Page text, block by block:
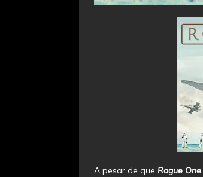
A pesar de que Rogue One